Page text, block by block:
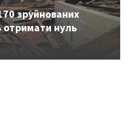
зруйнованих
нуль